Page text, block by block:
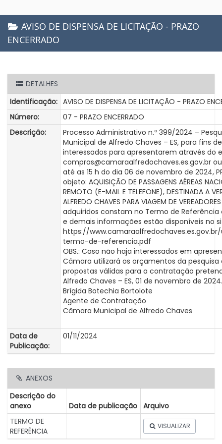
AVISO DE DISPENSA DE LICITAÇÃO - PRAZO
ENCERRADO
DETALHES
Identificação: AVISO DE DISPENSA DE LICITAÇÃO - PRAZO
Número:
07 - PRAZO ENCERRADO
Descrição:
Processo Administrativo n.º 399/2024 –
Municipal de Alfredo Chaves – ES, para fins
interessados para apresentarem através do
compras@camaraalfredochaves.es.gov.br
até as 15 h do dia 06 de novembro de 2024,
objeto: AQUISIÇÃO DE PASSAGENS AÉREAS
REMOTO (E-MAIL E TELEFONE), DESTINADA A
ALFREDO CHAVES PARA VIAGEM DE
adquiridos constam no Termo de
e demais informações estão disponíveis no
https://www.camaraalfredochaves.es.gov.br/
termo-de-referencia.pdf
OBS.: Caso não haja interessados em
Câmara utilizará os orçamentos da
propostas válidas para a contratação
Alfredo Chaves – ES, 01 de novembro de 2024.
Brígida Botechia Bortolote
Agente de Contratação
Câmara Municipal de Alfredo Chaves
Data de
Publicação:
01/11/2024
ANEXOS
Descrição do
anexo
Data de publicação Arquivo
TERMO DE
REFERÊNCIA
VISUALIZAR